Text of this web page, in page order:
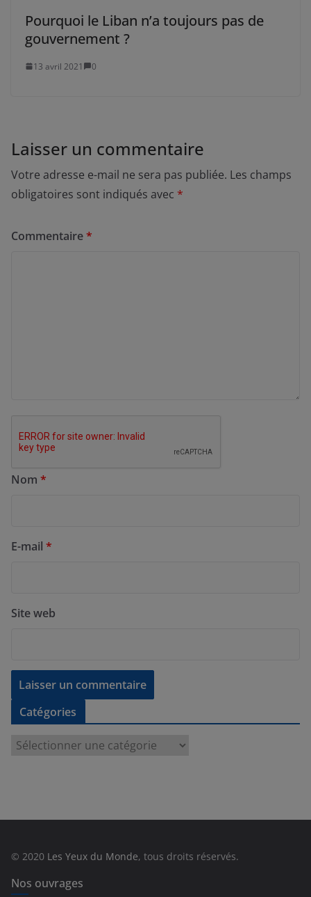
Pourquoi le Liban n’a toujours pas de
gouvernement ?
13 avril 2021 0
Laisser un commentaire
Votre adresse e-mail ne sera pas publiée. Les champs
obligatoires sont indiqués avec *
Commentaire*
Nom *
E-mail *
Site web
Catégories
e
© 2020 Les Yeux du Monde, tous droits réservés.
Nos ouvrages